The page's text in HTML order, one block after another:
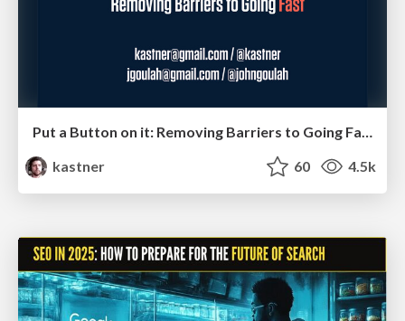
Put a Button on it: Removing Barriers to Going Fast.
kastner
60 4.5k